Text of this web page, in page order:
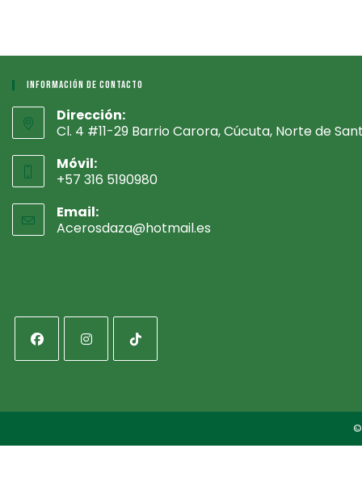
Información De Contacto
Dirección:
Cl. 4 #11-29 Barrio Carora, Cúcuta, Norte de
Móvil:
+57 316 5190980
Email:
Acerosdaza@hotmail.es
en
en
en
©